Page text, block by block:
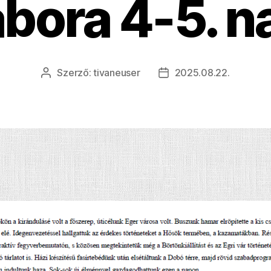
4-5.
Bejegyzés
Szerző:tivaneuser
Bejegyzés
2025.08.22.